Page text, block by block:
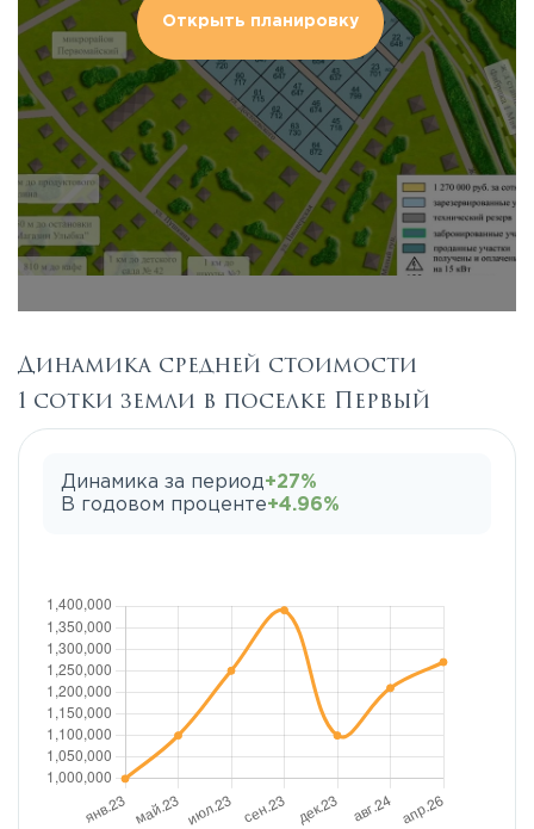
Открыть планировку
Динамика средней стоимости
1 сотки земли в поселке Первый
Динамика за период+27%
В годовом проценте+4.96%